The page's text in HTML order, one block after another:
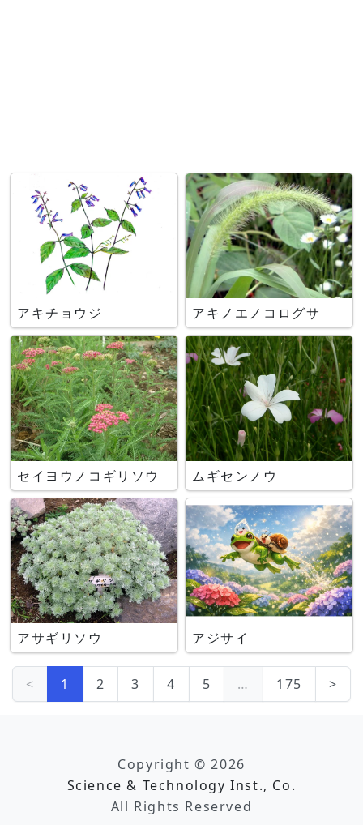
アキチョウジ アキノエノコログサ
セイヨウノコギリソウ ムギセンノウ
アサギリソウ アジサイ
< 1 2 3 4 5 … 175 >
Copyright © 2026
Science & Technology Inst., Co.
All Rights Reserved